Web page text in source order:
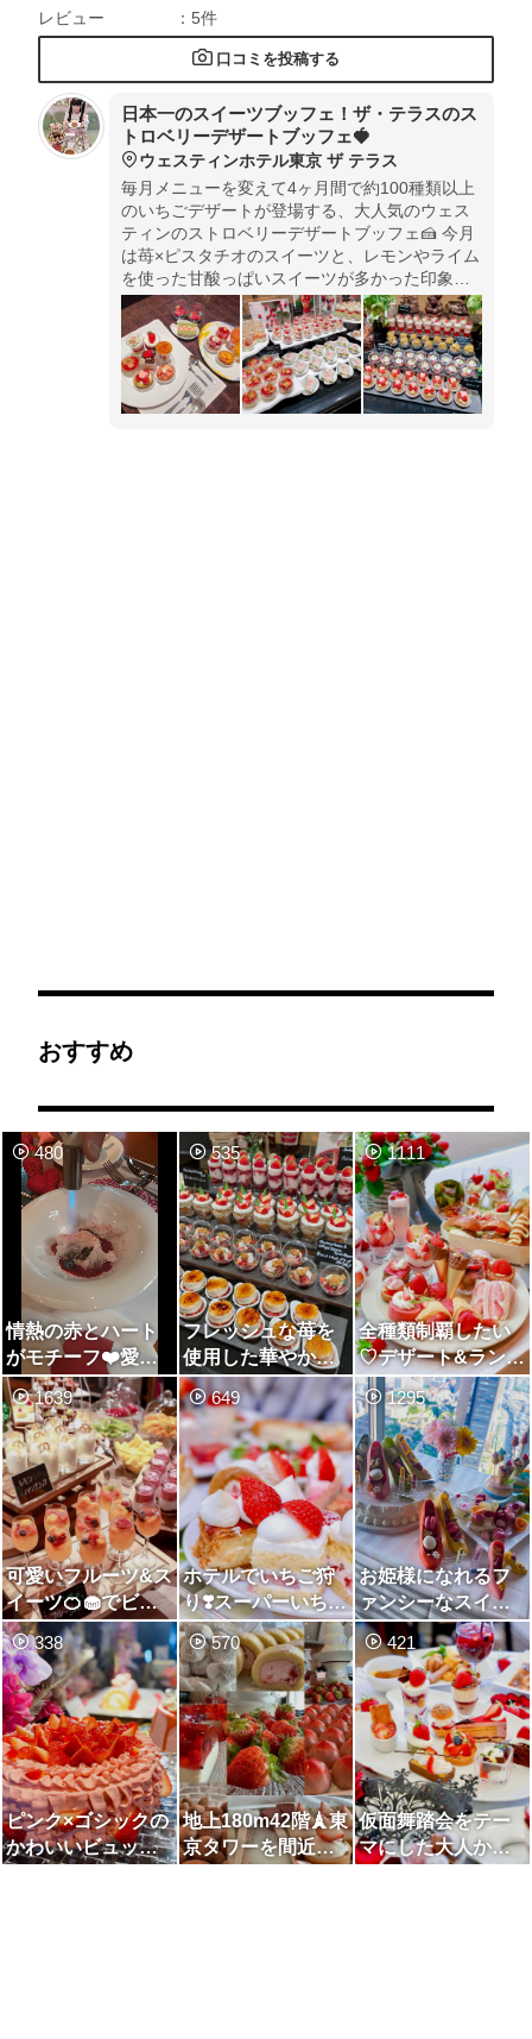
レビュー
：5件
口コミを投稿する
日本一のスイーツブッフェ！ザ・テラスのス
トロベリーデザートブッフェ🍓
ウェスティンホテル東京 ザ テラス
毎月メニューを変えて4ヶ月間で約100種類以上
のいちごデザートが登場する、大人気のウェス
ティンのストロベリーデザートブッフェ🍰 ⁡今月
は苺×ピスタチオのスイーツと、レモンやライム
を使った甘酸っぱいスイーツが多かった印象で
した🍓🍋
おすすめ
480
情熱の赤とハート
がモチーフ❤️愛が
テーマのいちごデ
ザートブッフェ
535
フレッシュな苺を
使用した華やかな
デザートが並ぶス
トロベリーデザー
トブッフェ🍓
1111
全種類制覇したい
♡デザート&ランチ
ブッフェ♡ストロ
ベリーフェア♡
1639
可愛いフルーツ&ス
イーツ🍊🧁でビタ
ミン補給ランチ🍹
🌺
649
ホテルでいちご狩
り❣️スーパーいちご
ビュッフェ2022🐰
🍓
1295
お姫様になれるフ
ァンシーなスイー
ツブッフェ
338
ピンク×ゴシックの
かわいいビュッフ
570
地上180m42階🗼東
京タワーを間近に
421
仮面舞踏会をテー
マにした大人かわ